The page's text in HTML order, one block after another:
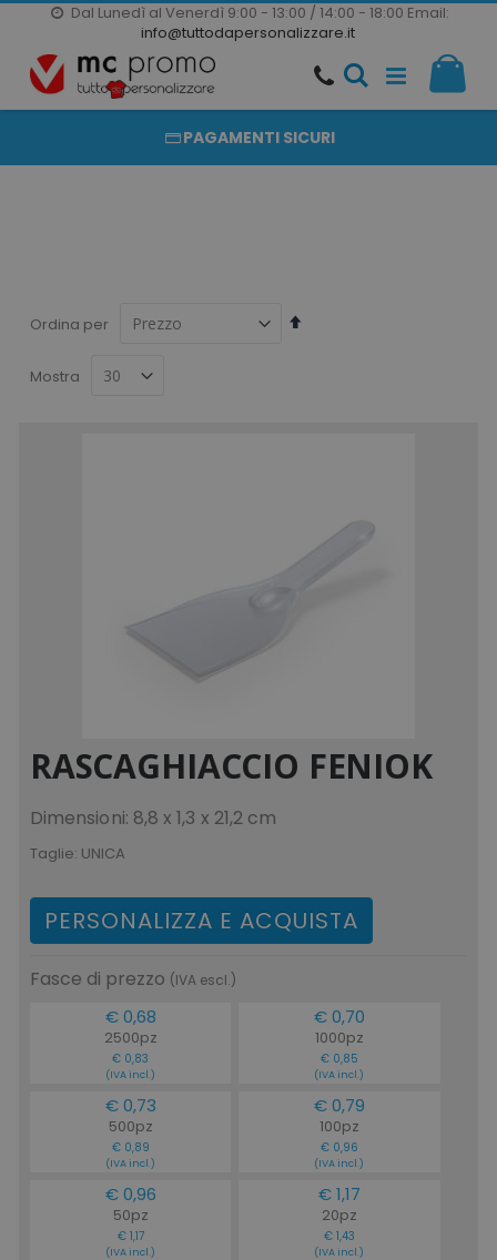
Dal Lunedì al Venerdì 9:00 - 13:00 / 14:00 - 18:00 Email:
info@tuttodapersonalizzare.it
Salta
al
contenuto
20000 PRODOTTI
PRODOTTI COMPLETAMENTE PERSONALIZZABILI
PAGAMENTI SICURI
Ordina per
Mostra
RASCAGHIACCIO FENIOK
Dimensioni: 8,8 x 1,3 x 21,2 cm
Taglie: UNICA
PERSONALIZZA E ACQUISTA
Fasce di prezzo (IVA escl.)
€ 0,68
2500pz
€ 0,83
(IVA incl.)
€ 0,70
1000pz
€ 0,85
(IVA incl.)
€ 0,73
500pz
€ 0,89
(IVA incl.)
€ 0,79
100pz
€ 0,96
(IVA incl.)
€ 0,96
50pz
€ 1,17
(IVA incl.)
€ 1,17
20pz
€ 1,43
(IVA incl.)